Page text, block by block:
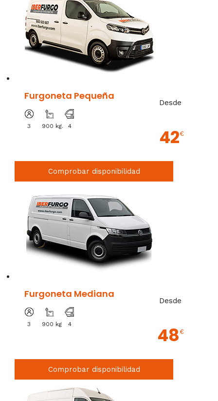
Furgoneta Pequeña
3 900 kg. 4
Desde
42€
Comprobar disponibilidad
Furgoneta Mediana
3 900 kg 4
Desde
48 €
Comprobar disponibilidad